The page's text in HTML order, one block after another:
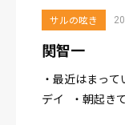
サルの呟き
関智一
・最近はまっ
デイ ・朝起き